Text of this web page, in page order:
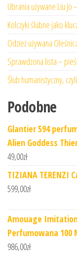
Ubrania używane Liu Jo
Kolczyki ślubne jako
Odzież używana
Sprawdzona lista –
Ślub humanistyczny,
Podobne
Glantier 594
Alien Goddess
49,00zł
TIZIANA TERENZI
599,00zł
Amouage
Perfumowana 100
986,00zł